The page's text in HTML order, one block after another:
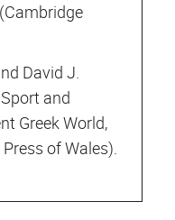
David J.
and
Greek World,
of Wales).